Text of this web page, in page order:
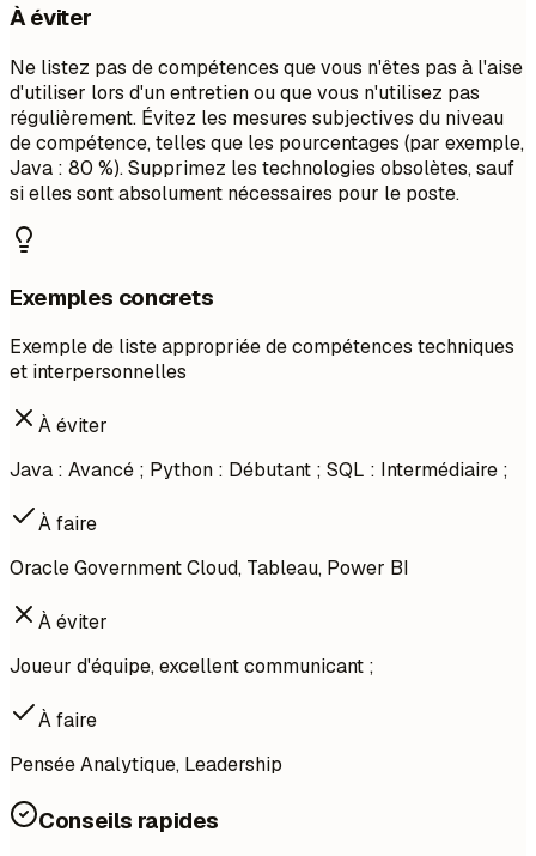
À éviter
Ne listez pas de compétences que vous n'êtes pas à l'aise
d'utiliser lors d'un entretien ou que vous n'utilisez pas
régulièrement. Évitez les mesures subjectives du niveau
de compétence, telles que les pourcentages (par exemple,
Java : 80 %). Supprimez les technologies obsolètes, sauf
si elles sont absolument nécessaires pour le poste.
Exemples concrets
Exemple de liste appropriée de compétences techniques
et interpersonnelles
À éviter
Java : Avancé ; Python : Débutant ; SQL : Intermédiaire ;
À faire
Oracle Government Cloud, Tableau, Power BI
À éviter
Joueur d'équipe, excellent communicant ;
À faire
Pensée Analytique, Leadership
Conseils rapides